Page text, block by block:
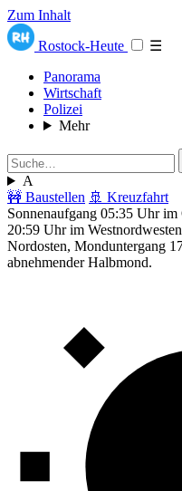
Zum Inhalt
Rostock-Heute
☰
Panorama
Wirtschaft
Polizei
Mehr
A
🚧 Baustellen 🚢 Kreuzfahrt
Sonnenaufgang 05:35 Uhr im
20:59 Uhr im
Nordosten, Monduntergang
abnehmender Halbmond.